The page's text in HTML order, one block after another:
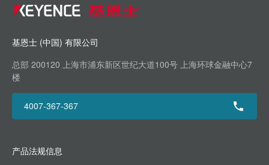
基恩士 (中国) 有限公司
总部 200120 上海市浦东新区世纪大道100号 上海环球金融中心7
楼
4007-367-367
产品法规信息